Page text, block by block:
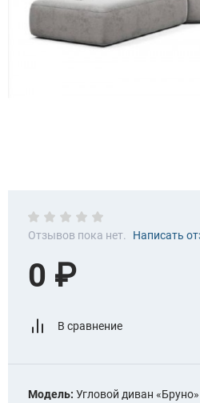
Отзывов пока нет. Написать
0 ₽
В сравнение
Модель: Угловой диван «Бруно»